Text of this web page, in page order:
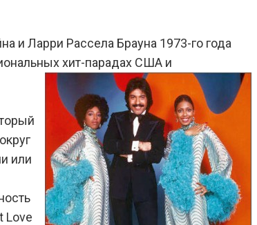
и Ларри Рассела Брауна 1973-го года
хит-парадах США и
или
Love